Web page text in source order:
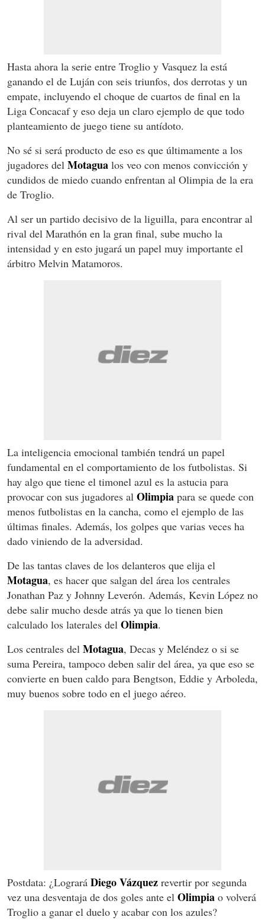
Hasta ahora la serie entre Troglio y Vasquez la está
ganando el de Luján con seis triunfos, dos derrotas y un
empate, incluyendo el choque de cuartos de final en la
Liga Concacaf y eso deja un claro ejemplo de que todo
planteamiento de juego tiene su antídoto.
No sé si será producto de eso es que últimamente a los
jugadores del Motagua los veo con menos convicción y
cundidos de miedo cuando enfrentan al Olimpia de la era
de Troglio.
Al ser un partido decisivo de la liguilla, para encontrar al
rival del Marathón en la gran final, sube mucho la
intensidad y en esto jugará un papel muy importante el
árbitro Melvin Matamoros.
La inteligencia emocional también tendrá un papel
fundamental en el comportamiento de los futbolistas. Si
hay algo que tiene el timonel azul es la astucia para
provocar con sus jugadores al Olimpia para se quede con
menos futbolistas en la cancha, como el ejemplo de las
últimas finales. Además, los golpes que varias veces ha
dado viniendo de la adversidad.
De las tantas claves de los delanteros que elija el
Motagua, es hacer que salgan del área los centrales
Jonathan Paz y Johnny Leverón. Además, Kevin López no
debe salir mucho desde atrás ya que lo tienen bien
calculado los laterales del Olimpia.
Los centrales del Motagua, Decas y Meléndez o si se
suma Pereira, tampoco deben salir del área, ya que eso se
convierte en buen caldo para Bengtson, Eddie y Arboleda,
muy buenos sobre todo en el juego aéreo.
Postdata: ¿Logrará Diego Vázquez revertir por segunda
vez una desventaja de dos goles ante el Olimpia o volverá
Troglio a ganar el duelo y acabar con los azules?